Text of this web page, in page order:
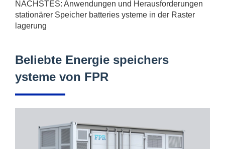
NÄCHSTES: Anwendungen und Herausforderungen
stationärer Speicher batteries ysteme in der Raster
lagerung
Beliebte Energie speichers
ysteme von FPR